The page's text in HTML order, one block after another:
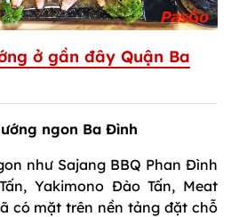
ở gần đây Quận Ba
ngon Ba Đình
như Sajang BBQ Phan Đình
Yakimono Đào Tấn, Meat
có mặt trên nền tảng đặt chỗ